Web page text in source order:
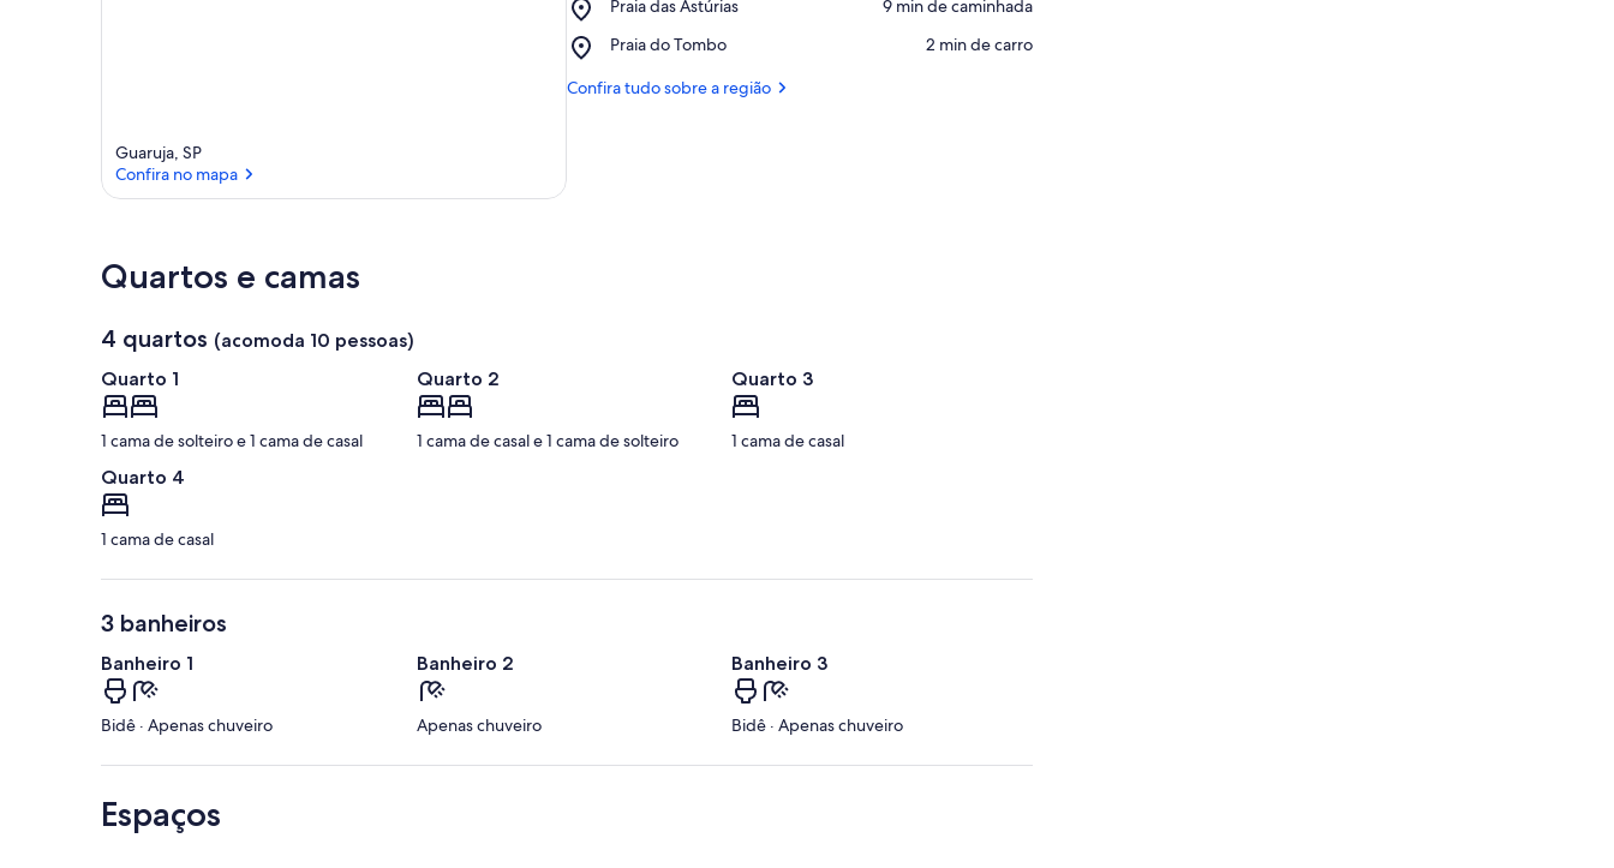
e
Guaruja, SP
Confira no mapa
das
Praia das Astúrias
Place,
das
‪9 min de caminhada‬
Praia do Tombo
Place,
do
‪2 min de carro‬
Confira tudo sobre a região
Quartos e camas
4 quartos (acomoda 10 pessoas)
Quarto 1
1 cama de solteiro e 1 cama de casal
Quarto 2
1 cama de casal e 1 cama de solteiro
Quarto 3
1 cama de casal
Quarto 4
1 cama de casal
3 banheiros
Banheiro 1
Bidê · Apenas chuveiro
Banheiro 2
Apenas chuveiro
Banheiro 3
Bidê · Apenas chuveiro
Espaços